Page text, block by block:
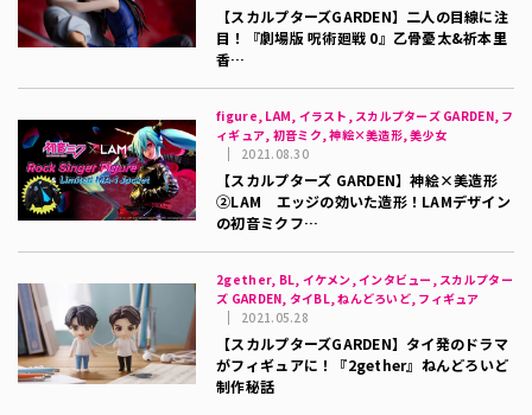
【スカルプターズGARDEN】二人の目線に注
目！『劇場版 呪術廻戦 0』乙骨憂太&祈本里
香…
figure, LAM, イラスト, スカルプターズ GARDEN, フ
ィギュア, 初音ミク, 神絵×美造形, 美少女
2021.08.30
【スカルプターズ GARDEN】神絵×美造形
②LAM エッジの効いた造形！LAMデザイン
の初音ミクフ…
2gether, BL, イケメン, インタビュー, スカルプター
ズ GARDEN, タイBL, ねんどろいど, フィギュア
2021.05.28
【スカルプターズGARDEN】タイ発のドラマ
がフィギュアに！『2gether』ねんどろいど
制作秘話